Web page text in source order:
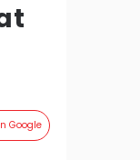
Google